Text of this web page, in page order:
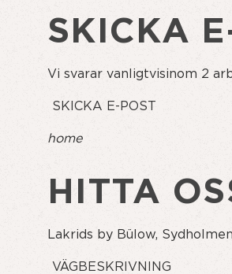
SKICKA
Vi svarar vanligtvisinom 2
SKICKA E-POST
home
HITTA
Lakrids by Bülow,
VÄGBESKRIVNING